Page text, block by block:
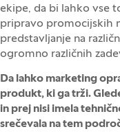
ekipe, da bi lahko vse
pripravo promocijskih
predstavljanje na
ogromno različnih
Da lahko marketing
produkt, ki ga trži.
in prej nisi imela
srečevala na tem